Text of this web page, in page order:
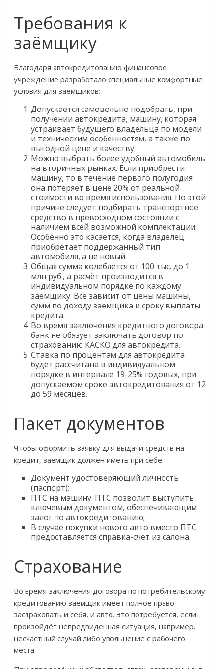
Требования к
заёмщику
Благодаря автокредитованию финансовое
учреждение разработало специальные комфортные
условия для заёмщиков:
Допускается самовольно подобрать, при
получении автокредита, машину, которая
устраивает будущего владельца по модели
и техническим особенностям, а также по
выгодной цене и качеству.
Можно выбрать более удобный автомобиль
на вторичных рынках. Если приобрести
машину, то в течение первого полугодия
она потеряет в цене 20% от реальной
стоимости во время использования. По этой
причине следует подбирать транспортное
средство в превосходном состоянии с
наличием всей возможной комплектации.
Особенно это касается, когда владелец
приобретает поддержанный тип
автомобиля, а не новый.
Общая сумма колеблется от 100 тыс. до 1
млн руб., а расчёт производится в
индивидуальном порядке по каждому
заёмщику. Всё зависит от цены машины,
сумм по доходу заемщика и сроку выплаты
кредита.
Во время заключения кредитного договора
банк не обязует заключать договор по
страхованию КАСКО для автокредита.
Ставка по процентам для автокредита
будет рассчитана в индивидуальном
порядке в интервале 19-25% годовых, при
допускаемом сроке автокредитования от 12
до 59 месяцев.
Пакет документов
Чтобы оформить заявку для выдачи средств на
кредит, заёмщик должен иметь при себе:
Документ удостоверяющий личность
(паспорт);
ПТС на машину. ПТС позволит выступить
ключевым документом, обеспечивающим
залог по автокредитованию;
В случае покупки нового авто вместо ПТС
предоставляется справка-счёт из салона.
Страхование
Во время заключения договора по потребительскому
кредитованию заёмщик имеет полное право
застраховать и себя, и авто. Это потребуется, если
произойдёт непредвиденная ситуация, например,
несчастный случай либо увольнение с рабочего
места.